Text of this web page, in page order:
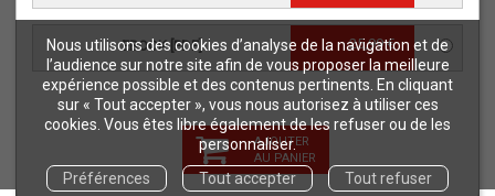
Nous utilisons des cookies d’analyse de la navigation et de
l’audience sur notre site afin de vous proposer la meilleure
expérience possible et des contenus pertinents. En cliquant
sur « Tout accepter », vous nous autorisez à utiliser ces
cookies. Vous êtes libre également de les refuser ou de les
personnaliser.
Préférences
Tout accepter Tout refuser
EBOOK [PDF] 25,99 €
AJOUTER
AU PANIER
Procédure d'évaluation
NOTRE SITE
Quae © 2018
Mentions légales
Déclaration d'accessibilité